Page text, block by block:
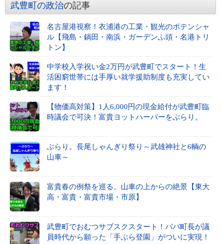
武豊町の政治の記事
名古屋港視察！衣浦港の工業・観光のポテンシャ
ル【飛島・鍋田・南浜・ガーデンふ頭・名港トリ
トン】
中学校入学祝い金2万円が武豊町でスタート！生
活困窮世帯には手厚い就学援助制度も充実してい
ます！
【物価高対策】1人6,000円の現金給付が武豊町臨
時議会で可決！富貴ヨットハーバーをぶらり。
ぶらり。長尾しゃんぎり祭り～武雄神社と6輌の
山車～
富貴春の例祭を巡る。山車の上からの絶景【東大
高・富貴・富貴市場・市原】
武豊町でおむつサブスクスタート！パパ町長が議
員時代から願った「手ぶら登園」がついに実現！